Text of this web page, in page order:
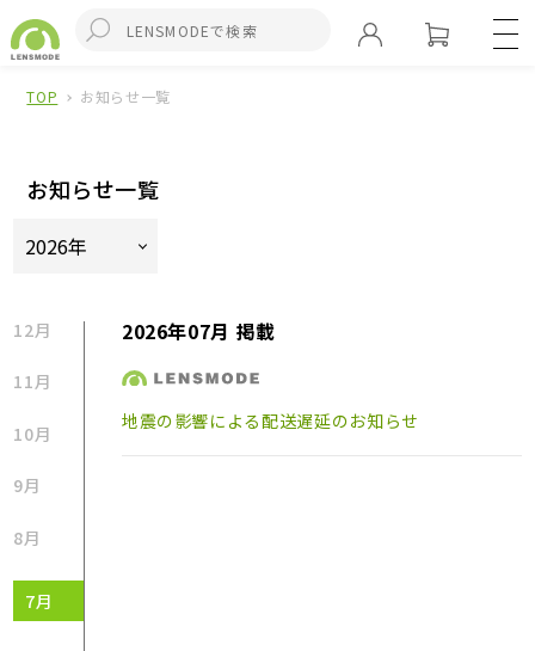
TOP お知らせ一覧
お知らせ一覧
12月
11月
10月
9月
8月
7月
2026年07月 掲載
地震の影響による配送遅延のお知らせ